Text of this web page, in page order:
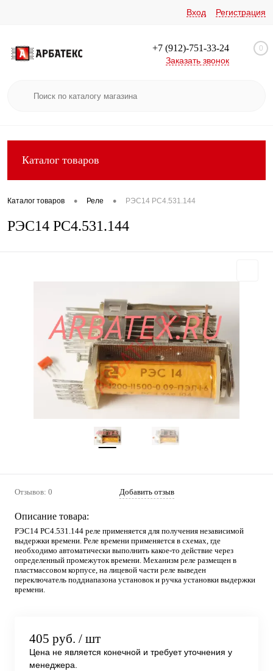
Вход Регистрация
+7 (912)-751-33-24
Заказать звонок
0
Каталог товаров
Каталог товаров • Реле • РЭС14 РС4.531.144
РЭС14 РС4.531.144
Отзывов: 0 Добавить отзыв
Описание товара:
РЭС14 РС4.531.144 реле применяется для получения независимой
выдержки времени. Реле времени применяется в схемах, где
необходимо автоматически выполнить какое-то действие через
определенный промежуток времени. Механизм реле размещен в
пластмассовом корпусе, на лицевой части реле выведен
переключатель поддиапазона установок и ручка установки выдержки
времени.
405 руб. / шт
Цена не является конечной и требует уточнения у
менеджера.